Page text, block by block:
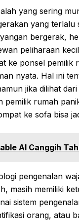
yang sering
yang terlalu
bergerak,
peliharaan
ke ponsel pemilik
nyata. Hal ini
jika dilihat
pemilik rumah
ke sofa bisa
AI Canggih
pengenalan
masih memiliki
sistem
orang, atau